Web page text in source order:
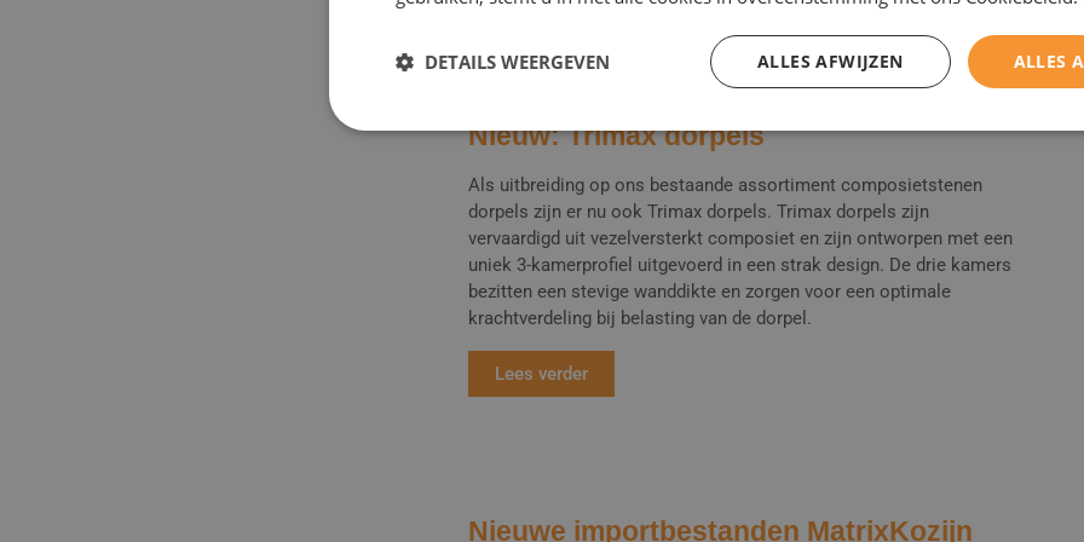
Nieuw: Trimax dorpels
Als uitbreiding op ons bestaande assortiment composietstenen
dorpels zijn er nu ook Trimax dorpels. Trimax dorpels zijn
vervaardigd uit vezelversterkt composiet en zijn ontworpen met een
uniek 3-kamerprofiel uitgevoerd in een strak design. De drie kamers
bezitten een stevige wanddikte en zorgen voor een optimale
krachtverdeling bij belasting van de dorpel.
Lees verder
Nieuwe importbestanden MatrixKozijn
ALLES
ALLES AFWIJZEN
DETAILS WEERGEVEN